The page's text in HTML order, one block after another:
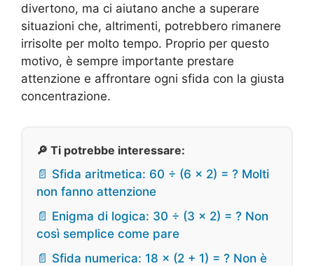
divertono, ma ci aiutano anche a superare
situazioni che, altrimenti, potrebbero rimanere
irrisolte per molto tempo. Proprio per questo
motivo, è sempre importante prestare
attenzione e affrontare ogni sfida con la giusta
concentrazione.
🔎 Ti potrebbe interessare:
📄 Sfida aritmetica: 60 ÷ (6 × 2) = ? Molti
non fanno attenzione
📄 Enigma di logica: 30 ÷ (3 × 2) = ? Non
così semplice come pare
📄 Sfida numerica: 18 × (2 + 1) = ? Non è